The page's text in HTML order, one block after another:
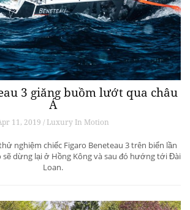
3 giăng buồm lướt qua châu
Á
11, 2019 / Luxury In Motion
nghiệm chiếc Figaro Beneteau 3 trên biển lần
sẽ dừng lại ở Hồng Kông và sau đó hướng tới Đài
Loan.